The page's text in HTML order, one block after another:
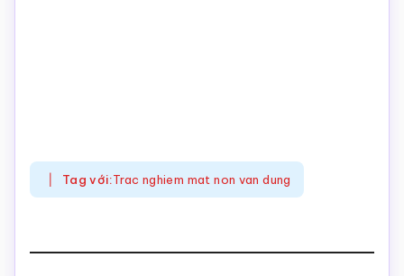
Tag với:Trac nghiem mat non van dung